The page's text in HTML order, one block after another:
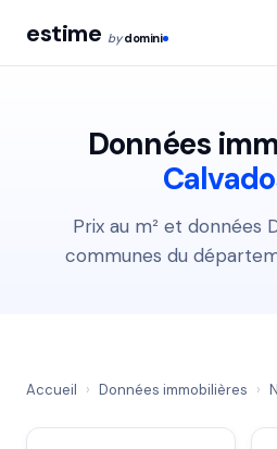
estime bydomini
Données
Prix au m² et données
communes du
Accueil › Données immobilières ›